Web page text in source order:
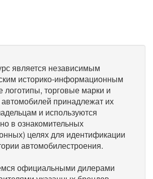
является независимым
историко-информационным
логотипы, торговые марки и
принадлежат их
и используются
в ознакомительных
целях для идентификации
автомобилестроения.
официальными дилерами